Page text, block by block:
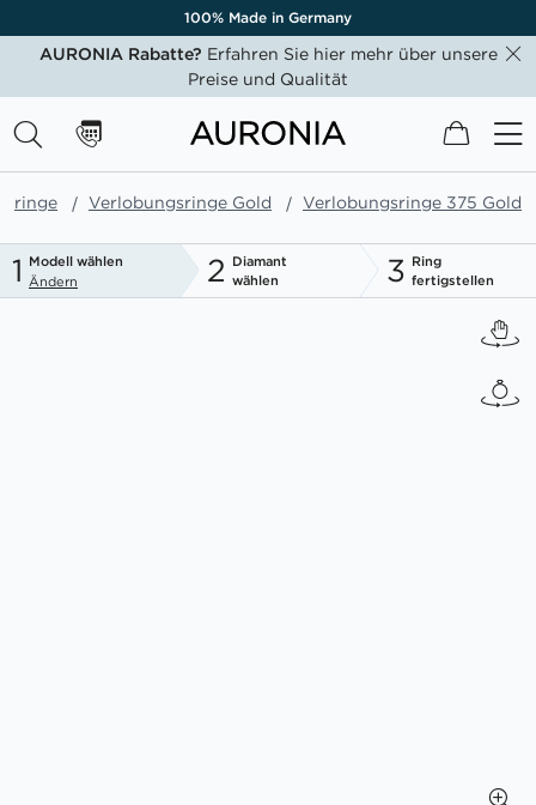
100% Made in Germany
AURONIA Rabatte? Erfahren Sie hier mehr über unsere
Preise und Qualität
Mein
Verlobungsringe Gold Verlobungsringe 375 Gold
1 Modell wählen
Ändern
2 Diamant
wählen
3 Ring
fertigstellen